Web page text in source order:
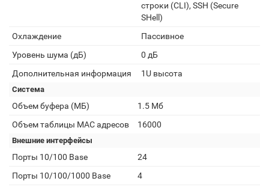
строки (CLI), SSH (Secure
SHell)
Охлаждение
Пассивное
Уровень шума (дБ)
0 дБ
Дополнительная информация
1U высота
Система
Объем буфера (МБ)
1.5 Мб
Объем таблицы MAC адресов
16000
Внешние интерфейсы
Порты 10/100 Base
24
Порты 10/100/1000 Base
4